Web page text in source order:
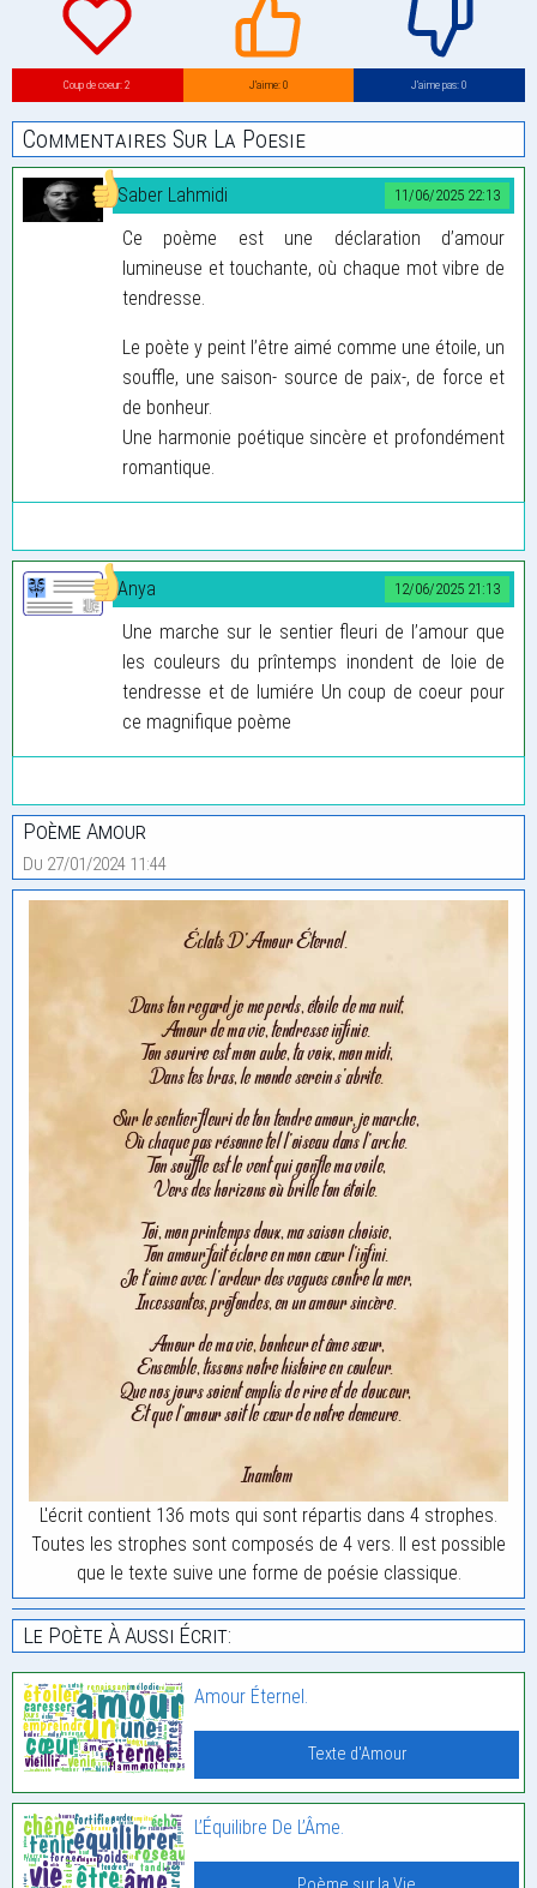
Coup de coeur: 2 J’aime: 0 J’aime pas: 0
Commentaires Sur La Poesie
11/06/2025 22:13
Saber Lahmidi
Ce poème est une déclaration d’amour
lumineuse et touchante, où chaque mot vibre de
tendresse.
Le poète y peint l’être aimé comme une étoile, un
souffle, une saison- source de paix-, de force et
de bonheur.
Une harmonie poétique sincère et profondément
romantique.
12/06/2025 21:13
Anya
Une marche sur le sentier fleuri de l’amour que
les couleurs du prîntemps inondent de loie de
tendresse et de lumiére Un coup de coeur pour
ce magnifique poème
Poème Amour
Du 27/01/2024 11:44
L'écrit contient 136 mots qui sont répartis dans 4 strophes.
Toutes les strophes sont composés de 4 vers. Il est possible
que le texte suive une forme de poésie classique.
Le Poète À Aussi Écrit:
Amour Éternel.
Texte d'Amour
L’Équilibre De L’Âme.